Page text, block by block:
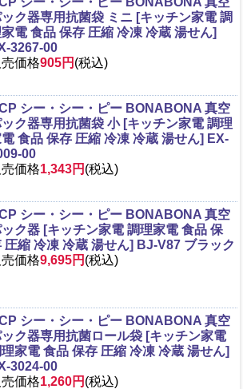
ク器専用抗菌袋 ミニ [キッチン家電 調
電 食品 保存 圧縮 冷凍 冷蔵 湯せん]
3267-00
価格905円 (税込)
シー・シー・ピー BONABONA 真空
ク器専用抗菌袋 小 [キッチン家電 調理
食品 保存 圧縮 冷凍 冷蔵 湯せん] EX-
00
価格1,343円 (税込)
シー・シー・ピー BONABONA 真空
ク器 [キッチン家電 調理家電 食品 保
圧縮 冷凍 冷蔵 湯せん] BJ-V87 ブラック
価格9,695円 (税込)
シー・シー・ピー BONABONA 真空
ク器専用抗菌ロール袋 [キッチン家電
家電 食品 保存 圧縮 冷凍 冷蔵 湯せん]
3024-00
価格1,260円 (税込)